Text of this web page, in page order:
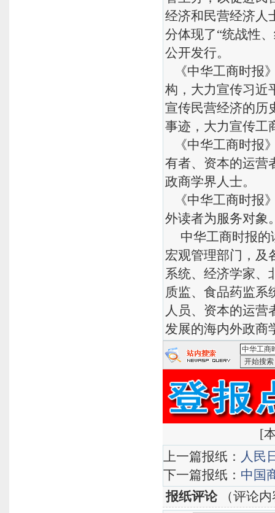
经济和民营经济人
分体现了“统战性
公开发行。
《中华工商时报
构，大力宣传习近
宣传民营经济的历
事迹，大力宣传工
《中华工商时报
有者、资本的运营
政商学界人士。
《中华工商时报
外读者为服务对象
中华工商时报的
宏观管理部门，及
系统、经济学家、
质监、食品药监系
人员、资本的运
发展的海内外政商
[
上一篇报纸： 人民
下一篇报纸： 中国
报纸评论（评论内